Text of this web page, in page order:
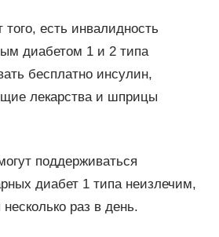
есть инвалидность
диабетом 1 и 2 типа
бесплатно инсулин,
лекарства и шприцы
поддерживаться
диабет 1 типа неизлечим,
раз в день.